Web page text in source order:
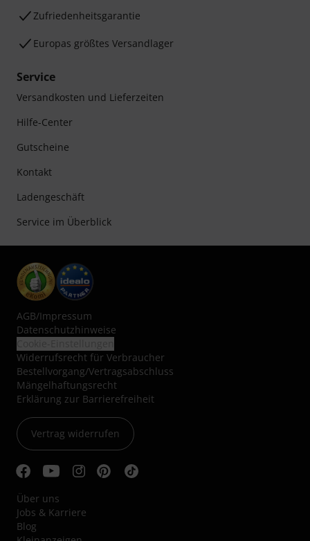
Zufriedenheitsgarantie
Europas größtes Versandlager
Service
Versandkosten und Lieferzeiten
Hilfe-Center
Gutscheine
Kontakt
Ladengeschäft
Service im Überblick
AGB/Impressum
Datenschutzhinweise
Widerrufsrecht für Verbraucher
Bestellvorgang/Vertragsabschluss
Mängelhaftungsrecht
Erklärung zur Barrierefreiheit
Vertrag widerrufen
Über uns
Jobs & Karriere
Blog